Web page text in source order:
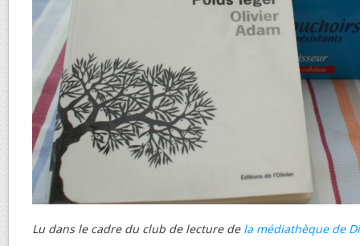
Lu dans le cadre du club de lecture de la médiathèque de